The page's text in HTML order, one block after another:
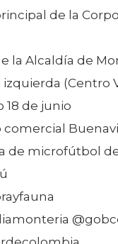
de la
la Alcaldía de
izquierda (Centro
18 de junio
comercial
de microfútbol